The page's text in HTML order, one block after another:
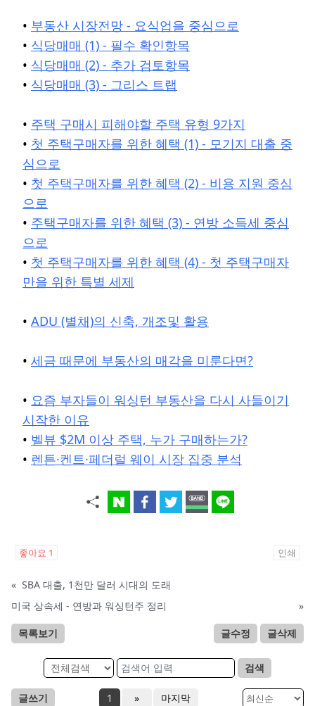
• 부동산 시장전망 - 요식업을 중심으로
• 식당매매 (1) - 필수 확인항목
• 식당매매 (2) - 추가 검토항목
• 식당매매 (3) - 그리스 트랩
• 주택 구매시 피해야할 주택 유형 9가지
• 첫 주택구매자를 위한 혜택 (1) - 모기지 대출 중
심으로
• 첫 주택구매자를 위한 혜택 (2) - 비용 지원 중심
으로
• 주택구매자를 위한 혜택 (3) - 연방 소득세 중심
으로
• 첫 주택구매자를 위한 혜택 (4) - 첫 주택구매자
만을 위한 특별 세제
• ADU (별채)의 신축, 개조및 활용
• 세금 때문에 부동산의 매각을 미룬다면?
• 요즘 부자들이 워싱턴 부동산을 다시 사들이기
시작한 이유
• 벨뷰 $2M 이상 주택, 누가 구매하는가?
• 렌튼·켄트·페더럴 웨이 시장 집중 분석
좋아요 1 인쇄
« SBA 대출, 1천만 달러 시대의 도래
미국 상속세 - 연방과 워싱턴주 정리
»
목록보기 글수정 글삭제
검색
글쓰기 1 » 마지막